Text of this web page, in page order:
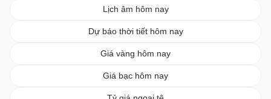
Lịch âm hôm nay
Dự báo thời tiết hôm nay
Giá vàng hôm nay
Giá bạc hôm nay